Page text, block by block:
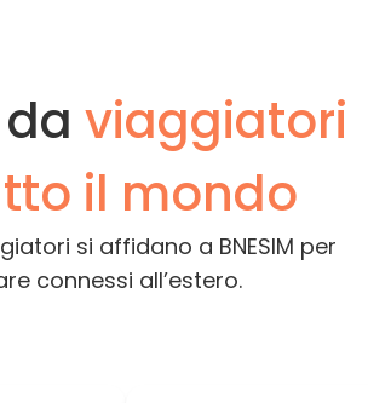
viaggiatori
il mondo
si affidano a BNESIM per
connessi all’estero.